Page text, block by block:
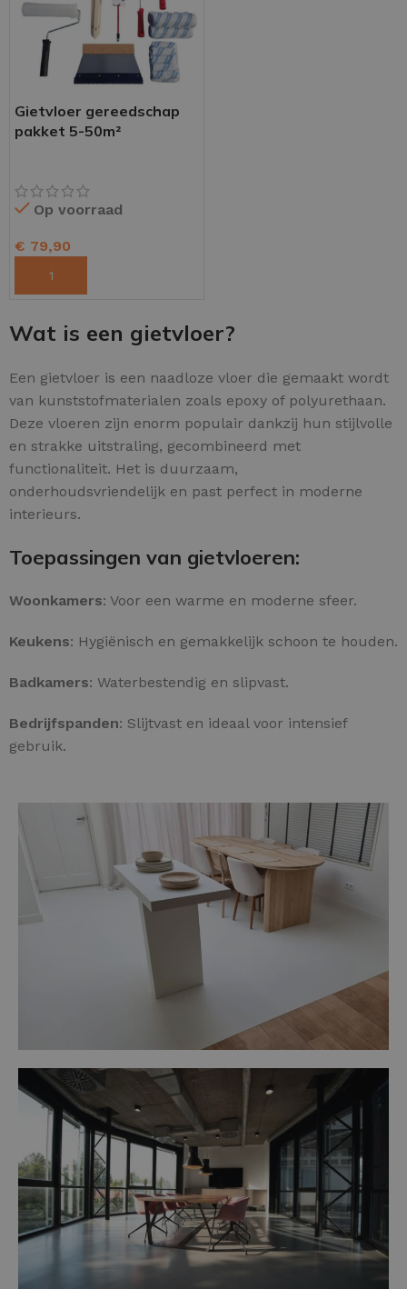
Gietvloer gereedschap
pakket 5-50m²
Op voorraad
€ 79,90
Wat is een gietvloer?
Een gietvloer is een naadloze vloer die gemaakt wordt
van kunststofmaterialen zoals epoxy of polyurethaan.
Deze vloeren zijn enorm populair dankzij hun stijlvolle
en strakke uitstraling, gecombineerd met
functionaliteit. Het is duurzaam,
onderhoudsvriendelijk en past perfect in moderne
interieurs.
Toepassingen van gietvloeren:
Woonkamers: Voor een warme en moderne sfeer.
Keukens: Hygiënisch en gemakkelijk schoon te houden.
Badkamers: Waterbestendig en slipvast.
Bedrijfspanden: Slijtvast en ideaal voor intensief
gebruik.